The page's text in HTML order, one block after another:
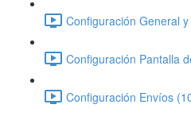
Configuración General
Configuración Pantalla
Configuración Envíos